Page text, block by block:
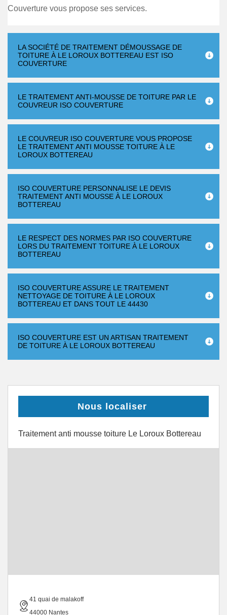
Couverture vous propose ses services.
LA SOCIÉTÉ DE TRAITEMENT DÉMOUSSAGE DE
TOITURE À LE LOROUX BOTTEREAU EST ISO
COUVERTURE
LE TRAITEMENT ANTI-MOUSSE DE TOITURE PAR LE
COUVREUR ISO COUVERTURE
LE COUVREUR ISO COUVERTURE VOUS PROPOSE
LE TRAITEMENT ANTI MOUSSE TOITURE À LE
LOROUX BOTTEREAU
ISO COUVERTURE PERSONNALISE LE DEVIS
TRAITEMENT ANTI MOUSSE À LE LOROUX
BOTTEREAU
LE RESPECT DES NORMES PAR ISO COUVERTURE
LORS DU TRAITEMENT TOITURE À LE LOROUX
BOTTEREAU
ISO COUVERTURE ASSURE LE TRAITEMENT
NETTOYAGE DE TOITURE À LE LOROUX
BOTTEREAU ET DANS TOUT LE 44430
ISO COUVERTURE EST UN ARTISAN TRAITEMENT
DE TOITURE À LE LOROUX BOTTEREAU
Nous localiser
Traitement anti mousse toiture Le Loroux Bottereau
41 quai de malakoff
44000 Nantes